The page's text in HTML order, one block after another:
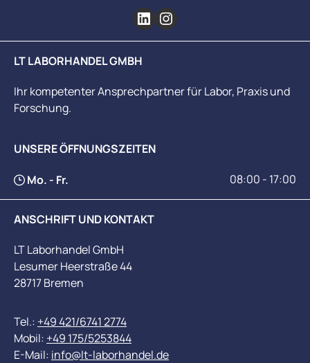
LT LABORHANDEL GMBH
Ihr kompetenter Ansprechpartner für Labor, Praxis und
Forschung.
UNSERE ÖFFNUNGSZEITEN
Mo. - Fr. 08:00 - 17:00
ANSCHRIFT UND KONTAKT
LT Laborhandel GmbH
Lesumer Heerstraße 44
28717 Bremen
Tel.: +49 421/6741 2774
Mobil: +49 175/5253844
E-Mail: info@lt-laborhandel.de